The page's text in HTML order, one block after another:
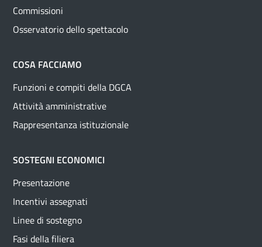
Commissioni
Osservatorio dello spettacolo
COSA FACCIAMO
Funzioni e compiti della DGCA
Attività amministrative
Rappresentanza istituzionale
SOSTEGNI ECONOMICI
Presentazione
Incentivi assegnati
Linee di sostegno
Fasi della filiera